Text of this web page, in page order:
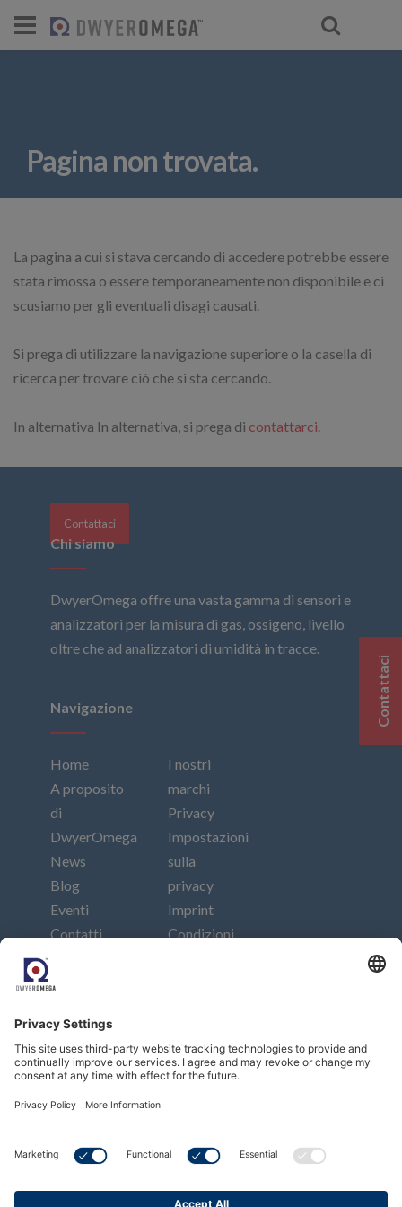
Pagina non trovata.
La pagina a cui si stava cercando di accedere potrebbe essere
stata rimossa o essere temporaneamente non disponibile e ci
scusiamo per gli eventuali disagi causati.
Si prega di utilizzare la navigazione superiore o la casella di
ricerca per trovare ciò che si sta cercando.
In alternativa In alternativa, si prega di contattarci.
Contattaci
Contattaci
Chi siamo
DwyerOmega offre una vasta gamma di sensori e
analizzatori per la misura di gas, ossigeno, livello
oltre che ad analizzatori di umidità in tracce.
Navigazione
Home
A proposito
di
DwyerOmega
News
Blog
Eventi
Contatti
I nostri
marchi
Privacy
Impostazioni
sulla
privacy
Imprint
Condizioni
Collegati
Iscriviti alla nostra newsletter
Abbonarsi